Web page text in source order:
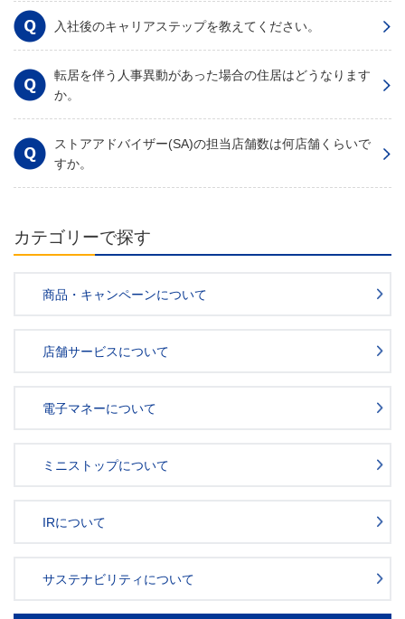
入社後のキャリアステップを教えてください。
転居を伴う人事異動があった場合の住居はどうなります
か。
ストアアドバイザー(SA)の担当店舗数は何店舗くらいで
すか。
カテゴリーで探す
商品・キャンペーンについて
店舗サービスについて
電子マネーについて
ミニストップについて
IRについて
サステナビリティについて